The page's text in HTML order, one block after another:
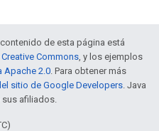
de esta página está
Commons, y los ejemplos
Apache 2.0. Para obtener más
sitio de Google Developers. Java
sus afiliados.